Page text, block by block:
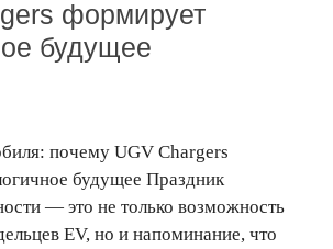
формирует
будущее
почему UGV Chargers
будущее Праздник
— это не только возможность
EV, но и напоминание, что